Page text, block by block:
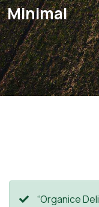
Minimal
“Organice